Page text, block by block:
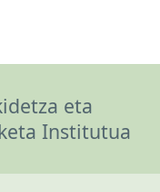
eta
Institutua